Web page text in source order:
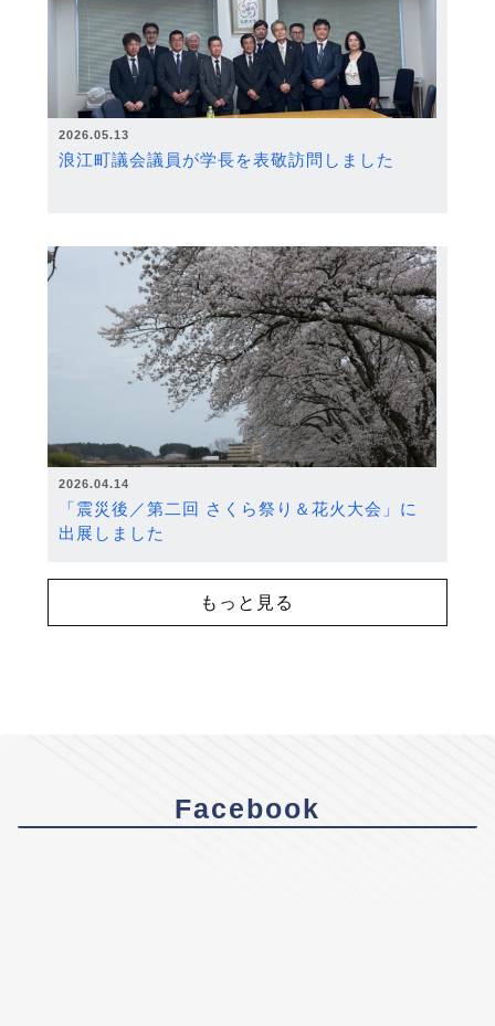
2026.05.13
浪江町議会議員が学長を表敬訪問しました
2026.04.14
「震災後／第二回 さくら祭り＆花火大会」に
出展しました
もっと見る
Facebook